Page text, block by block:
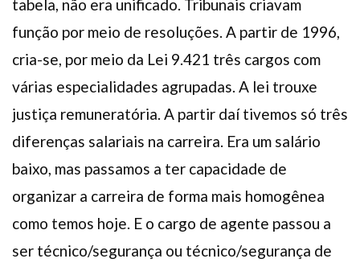
tabela, não era unificado. Tribunais criavam
função por meio de resoluções. A partir de 1996,
cria-se, por meio da Lei 9.421 três cargos com
várias especialidades agrupadas. A lei trouxe
justiça remuneratória. A partir daí tivemos só três
diferenças salariais na carreira. Era um salário
baixo, mas passamos a ter capacidade de
organizar a carreira de forma mais homogênea
como temos hoje. E o cargo de agente passou a
ser técnico/segurança ou técnico/segurança de